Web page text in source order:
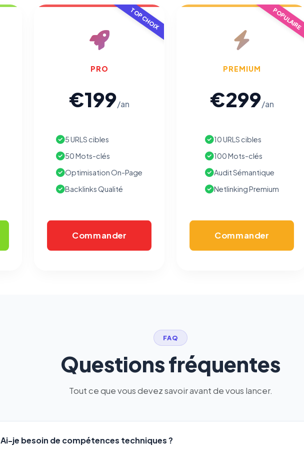
TOP CHOIX
PRO
€199/an
5 URLS cibles
50 Mots-clés
Optimisation On-Page
Backlinks Qualité
Commander
POPULAIRE
PREMIUM
€299/an
10 URLS cibles
100 Mots-clés
Audit Sémantique
Netlinking Premium
Commander
FAQ
Questions fréquentes
Tout ce que vous devez savoir avant de vous lancer.
Ai-je besoin de compétences techniques ?